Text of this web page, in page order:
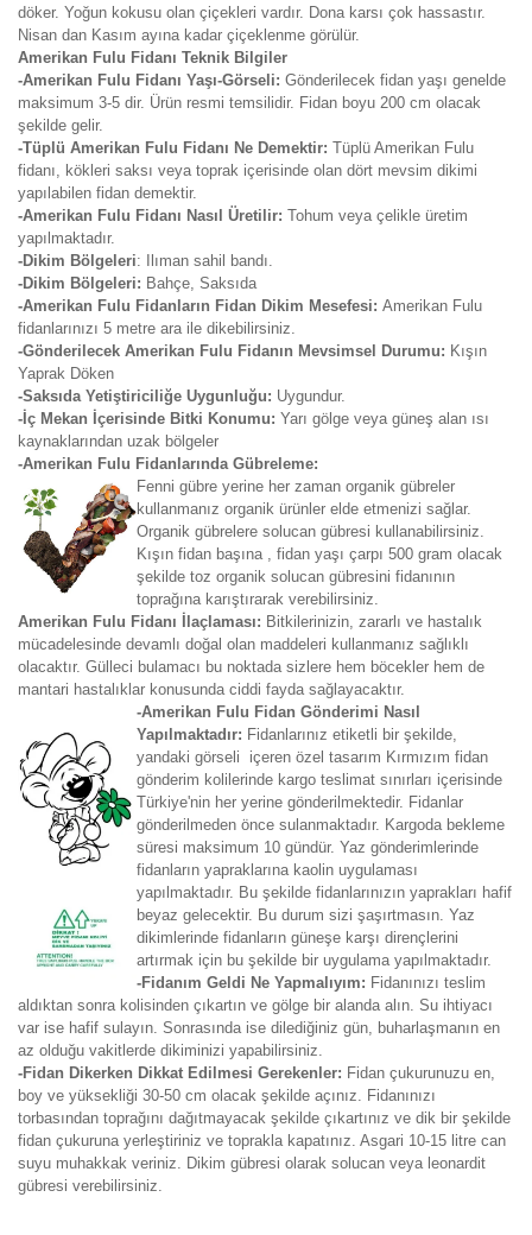
döker. Yoğun kokusu olan çiçekleri vardır. Dona karsı çok hassastır.
Nisan dan Kasım ayına kadar çiçeklenme görülür.
Amerikan Fulu Fidanı Teknik Bilgiler
-Amerikan Fulu Fidanı Yaşı-Görseli: Gönderilecek fidan yaşı genelde
maksimum 3-5 dir. Ürün resmi temsilidir. Fidan boyu 200 cm olacak
şekilde gelir.
-Tüplü Amerikan Fulu Fidanı Ne Demektir: Tüplü Amerikan Fulu
fidanı, kökleri saksı veya toprak içerisinde olan dört mevsim dikimi
yapılabilen fidan demektir.
-Amerikan Fulu Fidanı Nasıl Üretilir: Tohum veya çelikle üretim
yapılmaktadır.
-Dikim Bölgeleri: Ilıman sahil bandı.
-Dikim Bölgeleri: Bahçe, Saksıda
-Amerikan Fulu Fidanların Fidan Dikim Mesefesi: Amerikan Fulu
fidanlarınızı 5 metre ara ile dikebilirsiniz.
-Gönderilecek Amerikan Fulu Fidanın Mevsimsel Durumu: Kışın
Yaprak Döken
-Saksıda Yetiştiriciliğe Uygunluğu: Uygundur.
-İç Mekan İçerisinde Bitki Konumu: Yarı gölge veya güneş alan ısı
kaynaklarından uzak bölgeler
-Amerikan Fulu Fidanlarında Gübreleme:
Fenni gübre yerine her zaman organik gübreler
kullanmanız organik ürünler elde etmenizi sağlar.
Organik gübrelere solucan gübresi kullanabilirsiniz.
Kışın fidan başına , fidan yaşı çarpı 500 gram olacak
şekilde toz organik solucan gübresini fidanının
toprağına karıştırarak verebilirsiniz.
Amerikan Fulu Fidanı İlaçlaması: Bitkilerinizin, zararlı ve hastalık
mücadelesinde devamlı doğal olan maddeleri kullanmanız sağlıklı
olacaktır. Gülleci bulamacı bu noktada sizlere hem böcekler hem de
mantari hastalıklar konusunda ciddi fayda sağlayacaktır.
-Amerikan Fulu Fidan Gönderimi Nasıl
Yapılmaktadır: Fidanlarınız etiketli bir şekilde,
yandaki görseli içeren özel tasarım Kırmızım fidan
gönderim kolilerinde kargo teslimat sınırları içerisinde
Türkiye'nin her yerine gönderilmektedir. Fidanlar
gönderilmeden önce sulanmaktadır. Kargoda bekleme
süresi maksimum 10 gündür. Yaz gönderimlerinde
fidanların yapraklarına kaolin uygulaması
yapılmaktadır. Bu şekilde fidanlarınızın yaprakları hafif
beyaz gelecektir. Bu durum sizi şaşırtmasın. Yaz
dikimlerinde fidanların güneşe karşı dirençlerini
artırmak için bu şekilde bir uygulama yapılmaktadır.
-Fidanım Geldi Ne Yapmalıyım: Fidanınızı teslim
aldıktan sonra kolisinden çıkartın ve gölge bir alanda alın. Su ihtiyacı
var ise hafif sulayın. Sonrasında ise dilediğiniz gün, buharlaşmanın en
az olduğu vakitlerde dikiminizi yapabilirsiniz.
-Fidan Dikerken Dikkat Edilmesi Gerekenler: Fidan çukurunuzu en,
boy ve yüksekliği 30-50 cm olacak şekilde açınız. Fidanınızı
torbasından toprağını dağıtmayacak şekilde çıkartınız ve dik bir şekilde
fidan çukuruna yerleştiriniz ve toprakla kapatınız. Asgari 10-15 litre can
suyu muhakkak veriniz. Dikim gübresi olarak solucan veya leonardit
gübresi verebilirsiniz.